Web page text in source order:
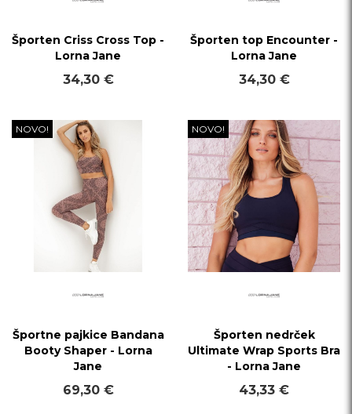
Športen Criss Cross Top -
Lorna Jane
34,30 €
Športen top Encounter -
Lorna Jane
34,30 €
NOVO!
Športne pajkice Bandana
Booty Shaper - Lorna
Jane
69,30 €
NOVO!
Športen nedrček
Ultimate Wrap Sports Bra
- Lorna Jane
43,33 €